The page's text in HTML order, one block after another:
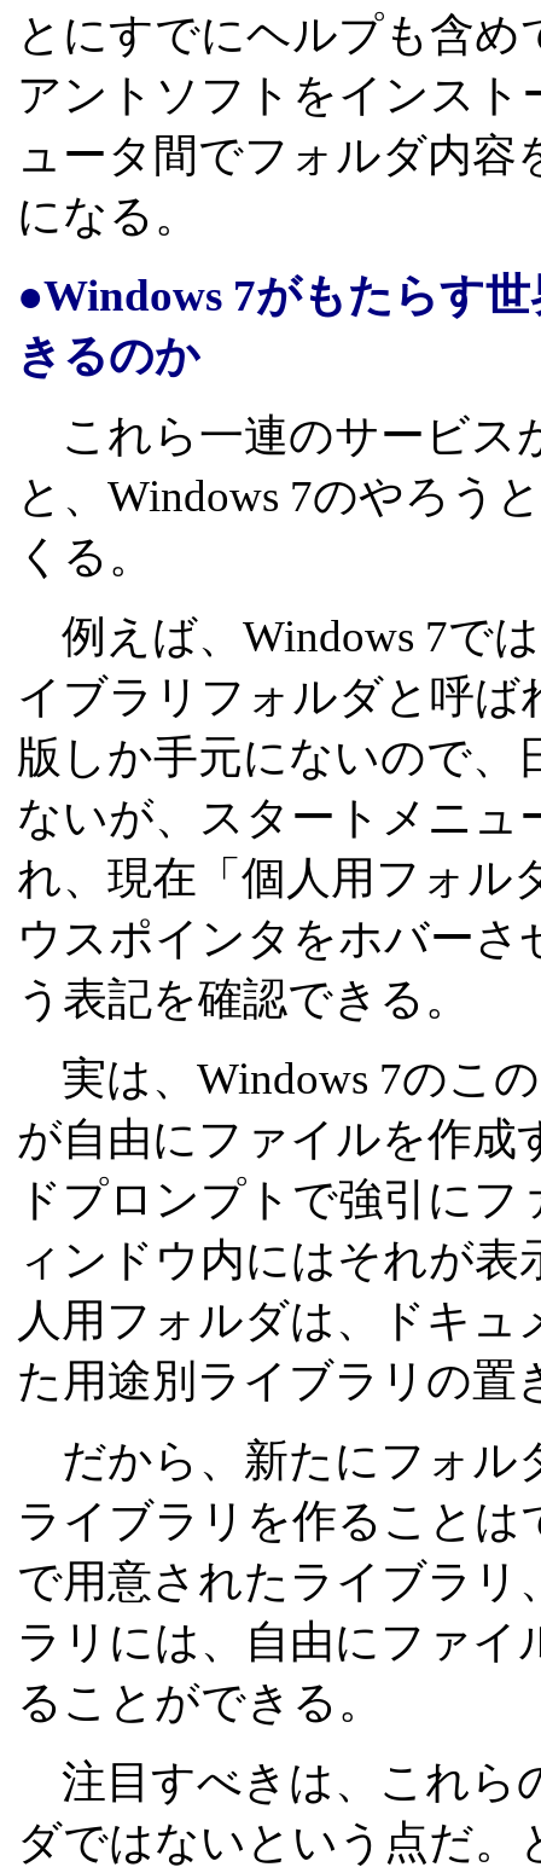
とにすでにヘルプも含
アントソフトをインス
ュータ間でフォルダ内
になる。
●Windows 7がもたらす
きるのか
これら一連のサービス
と、Windows 7のやろう
くる。
例えば、Windows 7で
イブラリフォルダと呼
版しか手元にないので、
ないが、スタートメニュ
れ、現在「個人用フォル
ウスポインタをホバーさ
う表記を確認できる。
実は、Windows 7のこ
が自由にファイルを作
ドプロンプトで強引に
ィンドウ内にはそれが
人用フォルダは、ドキ
た用途別ライブラリの置
だから、新たにフォル
ライブラリを作ること
で用意されたライブラリ
ラリには、自由にファ
ることができる。
注目すべきは、これら
ダではないという点だ